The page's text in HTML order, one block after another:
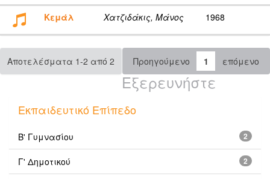
Κεμάλ Χατζιδάκις, Μάνος 1968
Αποτελέσματα 1-2 από 2 Προηγούμενο 1 επόμενο
Εξερευνήστε
Εκπαιδευτικό Επίπεδο
2
Β' Γυμνασίου
2
Γ' Δημοτικού